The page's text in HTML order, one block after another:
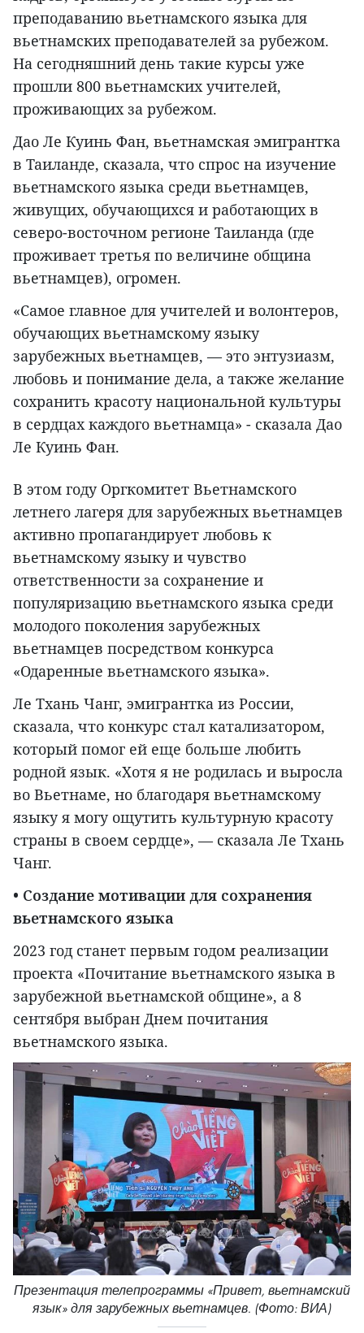
преподаванию вьетнамского языка для
вьетнамских преподавателей за рубежом.
На сегодняшний день такие курсы уже
прошли 800 вьетнамских учителей,
проживающих за рубежом.
Дао Ле Куинь Фан, вьетнамская эмигрантка
в Таиланде, сказала, что спрос на изучение
вьетнамского языка среди вьетнамцев,
живущих, обучающихся и работающих в
северо-восточном регионе Таиланда (где
проживает третья по величине община
вьетнамцев), огромен.
«Самое главное для учителей и волонтеров,
обучающих вьетнамскому языку
зарубежных вьетнамцев, — это энтузиазм,
любовь и понимание дела, а также желание
сохранить красоту национальной культуры
в сердцах каждого вьетнамца» - сказала Дао
Ле Куинь Фан.
В этом году Оргкомитет Вьетнамского
летнего лагеря для зарубежных вьетнамцев
активно пропагандирует любовь к
вьетнамскому языку и чувство
ответственности за сохранение и
популяризацию вьетнамского языка среди
молодого поколения зарубежных
вьетнамцев посредством конкурса
«Одаренные вьетнамского языка».
Ле Тхань Чанг, эмигрантка из России,
сказала, что конкурс стал катализатором,
который помог ей еще больше любить
родной язык. «Хотя я не родилась и выросла
во Вьетнаме, но благодаря вьетнамскому
языку я могу ощутить культурную красоту
страны в своем сердце», — сказала Ле Тхань
Чанг.
• Создание мотивации для сохранения
вьетнамского языка
2023 год станет первым годом реализации
проекта «Почитание вьетнамского языка в
зарубежной вьетнамской общине», а 8
сентября выбран Днем почитания
вьетнамского языка.
Презентация телепрограммы «Привет, вьетнамский
язык» для зарубежных вьетнамцев. (Фото: ВИА)